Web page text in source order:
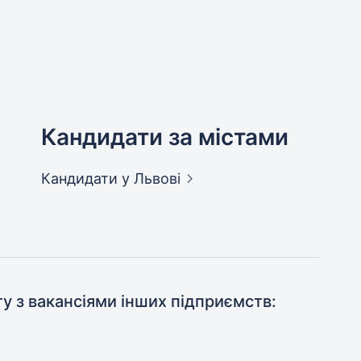
Кандидати за містами
Кандидати у Львові
з вакансіями інших підприємств: